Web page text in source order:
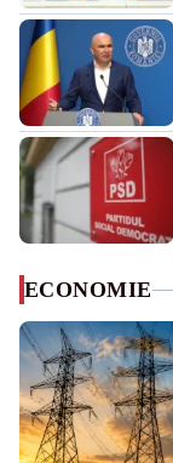
ECONOMIE